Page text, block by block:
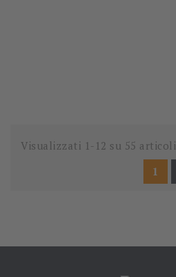
Visualizzati 1-12 su 55 articoli
1